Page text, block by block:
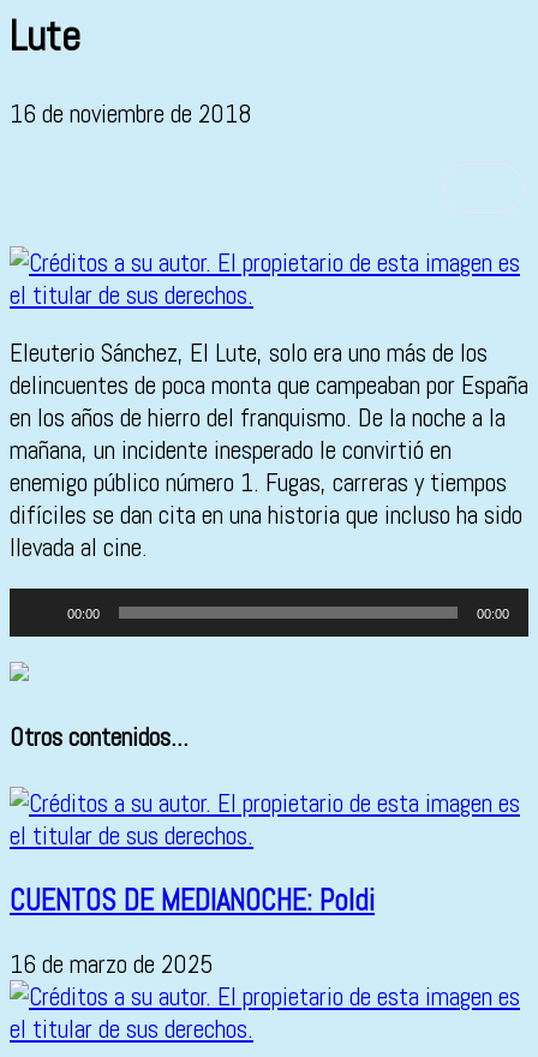
Lute
16 de noviembre de 2018
Eleuterio Sánchez, El Lute, solo era uno más de los
delincuentes de poca monta que campeaban por España
en los años de hierro del franquismo. De la noche a la
mañana, un incidente inesperado le convirtió en
enemigo público número 1. Fugas, carreras y tiempos
difíciles se dan cita en una historia que incluso ha sido
llevada al cine.
Reproductor
de
audio
00:00 00:00
Otros contenidos...
CUENTOS DE MEDIANOCHE: Poldi
16 de marzo de 2025